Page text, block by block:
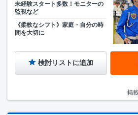
未経験スタート多数！モニターの
監視など
《柔軟なシフト》家庭・自分の時
間を大切に
検討リストに追加
掲